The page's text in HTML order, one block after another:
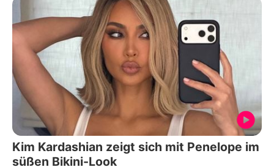
Kim Kardashian zeigt sich mit Penelope im
süßen Bikini-Look